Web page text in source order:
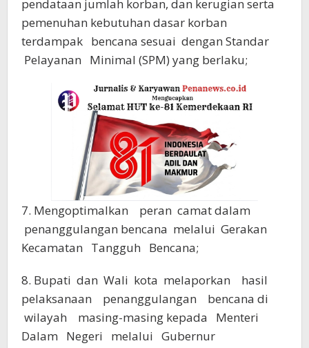
pendataan jumlah korban, dan kerugian serta
pemenuhan kebutuhan dasar korban
terdampak bencana sesuai dengan Standar
Pelayanan Minimal (SPM) yang berlaku;
7. Mengoptimalkan peran camat dalam
penanggulangan bencana melalui Gerakan
Kecamatan Tangguh Bencana;
8. Bupati dan Wali kota melaporkan hasil
pelaksanaan penanggulangan bencana di
wilayah masing-masing kepada Menteri
Dalam Negeri melalui Gubernur